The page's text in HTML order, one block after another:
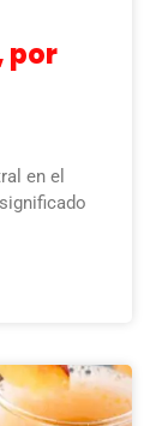
por
en el